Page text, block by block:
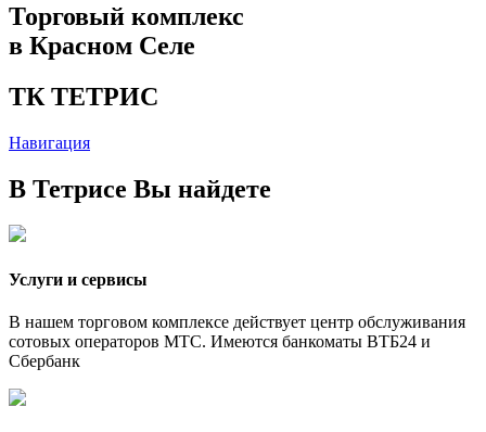
Торговый комплекс
в Красном Селе
ТК ТЕТРИС
Навигация
В Тетрисе Вы найдете
Услуги и сервисы
В нашем торговом комплексе действует центр обслуживания
сотовых операторов МТС. Имеются банкоматы ВТБ24 и
Сбербанк